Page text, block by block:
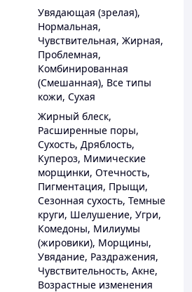
Увядающая (зрелая),
Нормальная,
Чувствительная, Жирная,
Проблемная,
Комбинированная
(Смешанная), Все типы
кожи, Сухая
Жирный блеск,
Расширенные поры,
Сухость, Дряблость,
Купероз, Мимические
морщинки, Отечность,
Пигментация, Прыщи,
Сезонная сухость, Темные
круги, Шелушение, Угри,
Комедоны, Милиумы
(жировики), Морщины,
Увядание, Раздражения,
Чувствительность, Акне,
Возрастные изменения